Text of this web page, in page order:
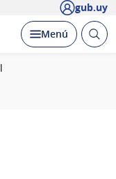
gub.uy
Desplegar
Menú Abrir